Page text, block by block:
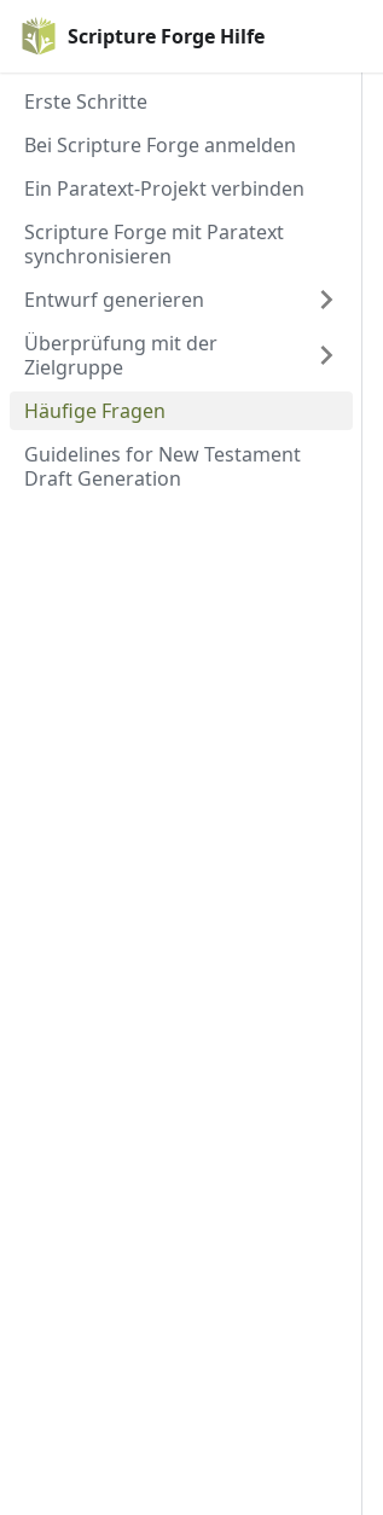
Scripture Forge Hilfe
Erste Schritte
Bei Scripture Forge anmelden
Ein Paratext-Projekt verbinden
Scripture Forge mit Paratext
synchronisieren
Entwurf generieren
Überprüfung mit der
Zielgruppe
Häufige Fragen
Guidelines for New Testament
Draft Generation